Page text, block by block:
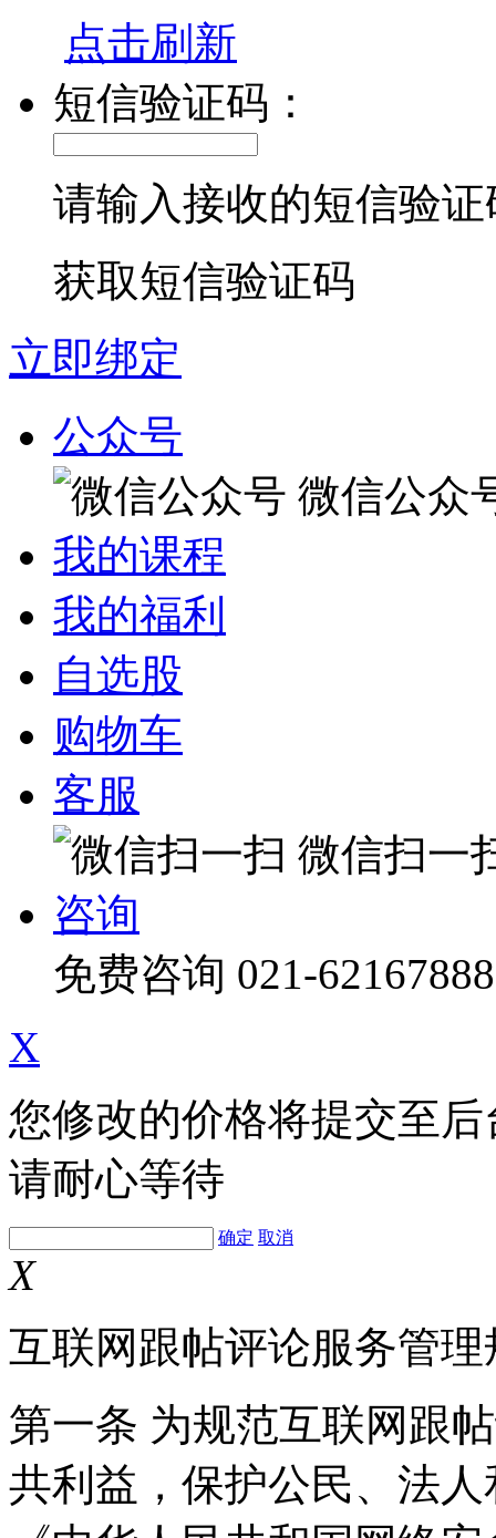
点击刷新
短信验证码：
请输入接收的短信验证
获取短信验证码
立即绑定
公众号
微信公众
我的课程
我的福利
自选股
购物车
客服
微信扫一
咨询
免费咨询 021-62167888
X
您修改的价格将提交至
请耐心等待
确定 取消
X
互联网跟帖评论服务管理
第一条 为规范互联网跟
共利益，保护公民、法